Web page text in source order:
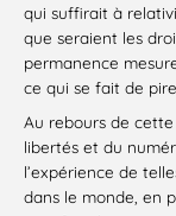
qui suffirait à
que seraient les
permanence
ce qui se fait de
Au rebours de
libertés et du
l’expérience de
dans le monde, en